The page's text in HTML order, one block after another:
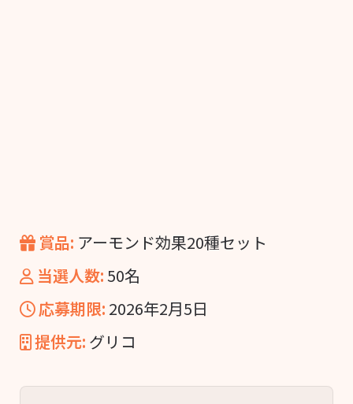
賞品: アーモンド効果20種セット
当選人数: 50名
応募期限: 2026年2月5日
提供元: グリコ